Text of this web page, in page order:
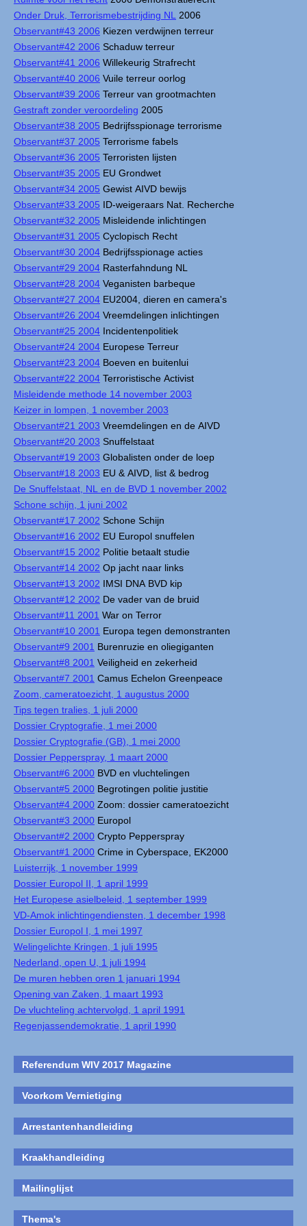
Onder Druk, Terrorismebestrijding NL
2006
Observant#43 2006 Kiezen verdwijnen terreur
Observant#42 2006 Schaduw terreur
Observant#41 2006 Willekeurig Strafrecht
Observant#40 2006 Vuile terreur oorlog
Observant#39 2006 Terreur van grootmachten
Gestraft zonder veroordeling 2005
Observant#38 2005 Bedrijfsspionage terrorisme
Observant#37 2005 Terrorisme fabels
Observant#36 2005 Terroristen lijsten
Observant#35 2005 EU Grondwet
Observant#34 2005 Gewist AIVD bewijs
Observant#33 2005 ID-weigeraars Nat. Recherche
Observant#32 2005 Misleidende inlichtingen
Observant#31 2005 Cyclopisch Recht
Observant#30 2004 Bedrijfsspionage acties
Observant#29 2004 Rasterfahndung NL
Observant#28 2004 Veganisten barbeque
Observant#27 2004 EU2004, dieren en camera's
Observant#26 2004 Vreemdelingen inlichtingen
Observant#25 2004 Incidentenpolitiek
Observant#24 2004 Europese Terreur
Observant#23 2004 Boeven en buitenlui
Observant#22 2004 Terroristische Activist
Misleidende methode 14 november 2003
Keizer in lompen, 1 november 2003
Observant#21 2003 Vreemdelingen en de AIVD
Observant#20 2003 Snuffelstaat
Observant#19 2003 Globalisten onder de loep
Observant#18 2003 EU & AIVD, list & bedrog
De Snuffelstaat, NL en de BVD 1 november 2002
Schone schijn, 1 juni 2002
Observant#17 2002 Schone Schijn
Observant#16 2002 EU Europol snuffelen
Observant#15 2002 Politie betaalt studie
Observant#14 2002 Op jacht naar links
Observant#13 2002 IMSI DNA BVD kip
Observant#12 2002 De vader van de bruid
Observant#11 2001 War on Terror
Observant#10 2001 Europa tegen demonstranten
Observant#9 2001 Burenruzie en oliegiganten
Observant#8 2001 Veiligheid en zekerheid
Observant#7 2001 Camus Echelon Greenpeace
Zoom, cameratoezicht, 1 augustus 2000
Tips tegen tralies, 1 juli 2000
Dossier Cryptografie, 1 mei 2000
Dossier Cryptografie (GB), 1 mei 2000
Dossier Pepperspray, 1 maart 2000
Observant#6 2000 BVD en vluchtelingen
Observant#5 2000 Begrotingen politie justitie
Observant#4 2000 Zoom: dossier cameratoezicht
Observant#3 2000 Europol
Observant#2 2000 Crypto Pepperspray
Observant#1 2000 Crime in Cyberspace, EK2000
Luisterrijk, 1 november 1999
Dossier Europol II, 1 april 1999
Het Europese asielbeleid, 1 september 1999
VD-Amok inlichtingendiensten, 1 december 1998
Dossier Europol I, 1 mei 1997
Welingelichte Kringen, 1 juli 1995
Nederland, open U, 1 juli 1994
De muren hebben oren 1 januari 1994
Opening van Zaken, 1 maart 1993
De vluchteling achtervolgd, 1 april 1991
Regenjassendemokratie, 1 april 1990
Referendum WIV 2017 Magazine
Voorkom Vernietiging
Arrestantenhandleiding
Kraakhandleiding
Mailinglijst
Thema's